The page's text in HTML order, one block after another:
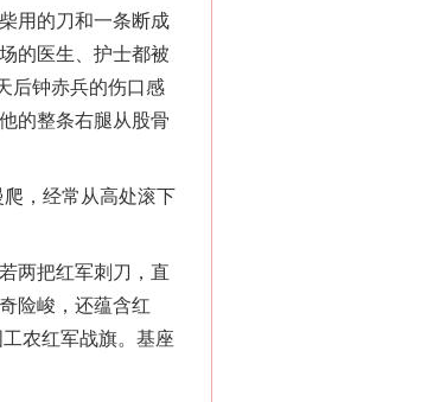
用的刀和一条断成
的医生、护士都被
后钟赤兵的伤口感
的整条右腿从股骨
，经常从高处滚下
两把红军刺刀，直
险峻，还蕴含红
农红军战旗。基座